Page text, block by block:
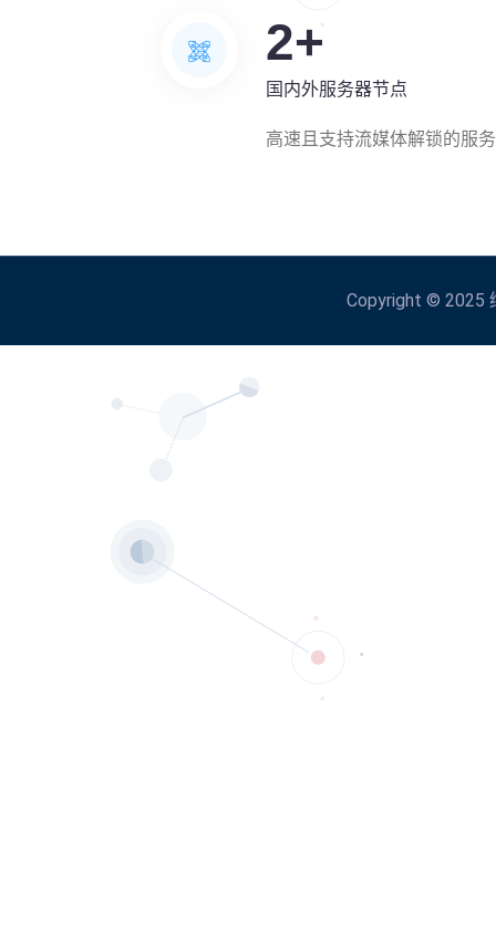
2+
国内外服务器节点
高速且支持流媒体解锁的服
Copyright © 2025